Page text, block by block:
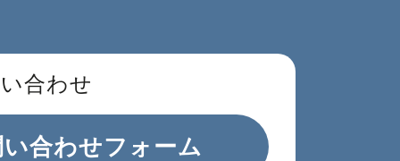
合わせ
合わせフォーム